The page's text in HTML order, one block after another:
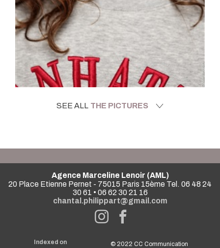
SEE ALL THE PICTURES
Agence Marceline Lenoir (AML)
20 Place Etienne Pernet - 75015 Paris 15ème Tel. 06 48 24
30 61 • 06 62 30 21 16
chantal.philippart@gmail.com
Indexed on © 2022CC Communication